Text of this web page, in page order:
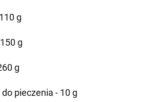
g
g
g
pieczenia - 10 g